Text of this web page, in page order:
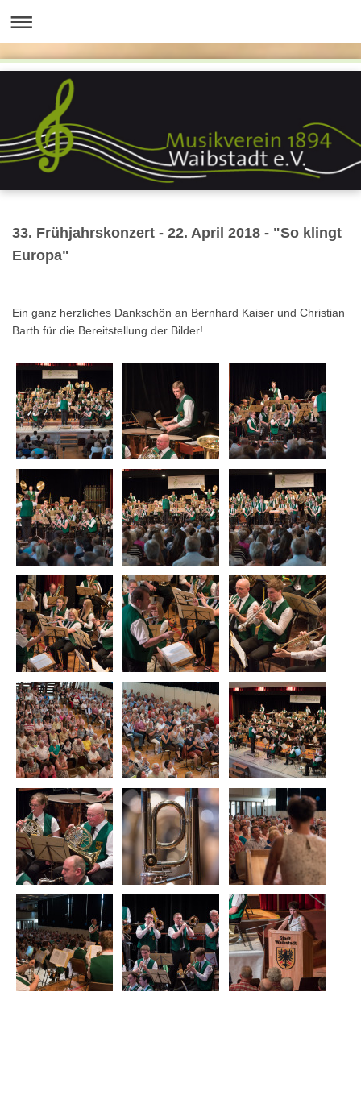
33. Frühjahrskonzert - 22. April 2018 - "So klingt
Europa"
Ein ganz herzliches Dankschön an Bernhard Kaiser und Christian
Barth für die Bereitstellung der Bilder!